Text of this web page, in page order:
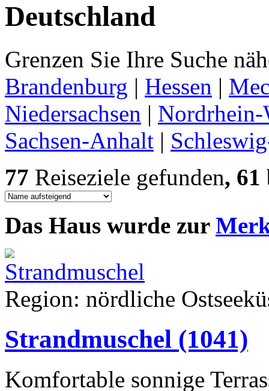
Deutschland
Grenzen Sie Ihre Suche
Brandenburg | Hessen |
Niedersachsen | Nordrhein-
Sachsen-Anhalt |
77 Reiseziele gefunden, 61
Das Haus wurde zur
Region: nördliche
Strandmuschel (1041)
Komfortable sonnige